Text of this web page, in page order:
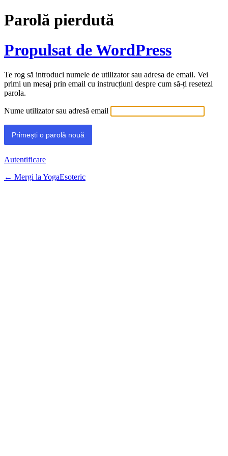
Parolă pierdută
Propulsat de WordPress
Te rog să introduci numele de utilizator sau adresa de email. Vei
primi un mesaj prin email cu instrucțiuni despre cum să-ți resetezi
parola.
Nume utilizator sau adresă email
Autentificare
← Mergi la YogaEsoteric